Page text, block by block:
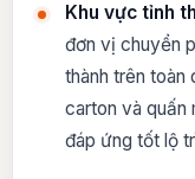
Khu vực tỉnh
đơn vị chuyển
thành trên toàn
carton và quấn
đáp ứng tốt lộ